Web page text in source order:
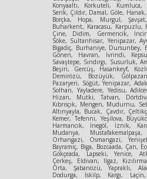
Konyaaltı, Korkuteli, Kumluca,
Serik, Çıldır, Damal, Göle,
Borçka, Hopa, Murgul,
Buharkent, Karacasu, Karpuzlu,
Çine, Didim, Germencik,
Söke, Sultanhisar, Yenipazar,
Bigadiç, Burhaniye, Dursunbey,
Gönen, Havran, İvrindi,
Savaştepe, Sındırgı, Susurluk,
Beşiri, Gercüş, Hasankeyf,
Demirözü, Bozüyük,
Pazaryeri, Söğüt, Yenipazar,
Solhan, Yayladere, Yedisu,
Hizan, Mutki, Tatvan,
Kıbrısçık, Mengen, Mudurnu,
Altınyayla, Bucak, Çavdır,
Kemer, Tefenni, Yeşilova,
Harmancık, İnegöl, İznik,
Mudanya,
Orhangazi, Osmangazi,
Bayramiç, Biga, Bozcaada, Çan,
Gökçeada, Lapseki, Yenice,
Çerkeş, Eldivan, Ilgaz,
Orta, Şabanözü, Yapraklı,
Dodurga, İskilp, Kargı,